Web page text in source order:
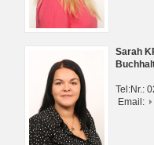
Sarah
Tel:Nr.:
Email: